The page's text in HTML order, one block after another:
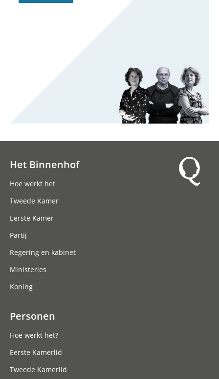
Het Binnenhof
Hoe werkt het
Tweede Kamer
Eerste Kamer
Partij
Regering en kabinet
Ministeries
Koning
Personen
Hoe werkt het?
Eerste Kamerlid
Tweede Kamerlid